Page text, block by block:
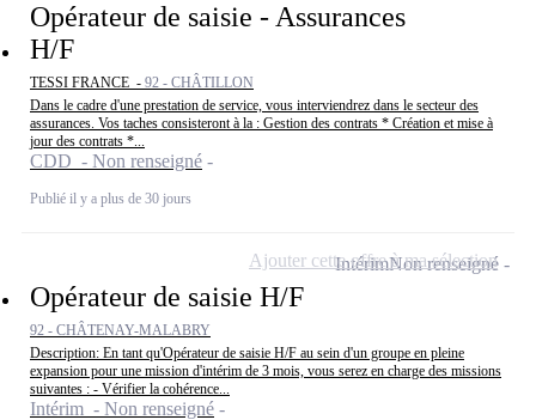
Opérateur de saisie - Assurances
H/F
TESSI FRANCE - 92 - CHÂTILLON
Dans le cadre d'une prestation de service, vous interviendrez dans le secteur des
assurances. Vos taches consisteront à la : Gestion des contrats * Création et mise à
jour des contrats *...
CDD - Non renseigné
Publié il y a plus de 30 jours
Opérateur de saisie H/F
92 - CHÂTENAY-MALABRY
Description: En tant qu'Opérateur de saisie H/F au sein d'un groupe en pleine
expansion pour une mission d'intérim de 3 mois, vous serez en charge des missions
suivantes : - Vérifier la cohérence...
Intérim - Non renseigné
IntérimNon renseigné
Ajouter cette offre à ma sélection